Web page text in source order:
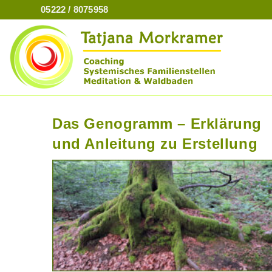
Inhalt
springen
05222 / 8075958
Das Genogramm – Erklärung
und Anleitung zu Erstellung